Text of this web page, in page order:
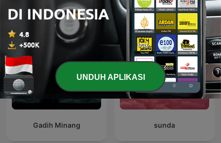
Gadih Minang sunda
UNDUH APLIKASI